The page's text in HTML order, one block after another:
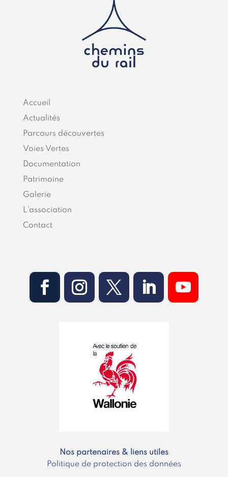
Accueil
Actualités
Parcours découvertes
Voies Vertes
Documentation
Patrimoine
Galerie
L’association
Contact
Nos partenaires & liens utiles
Politique de protection des données